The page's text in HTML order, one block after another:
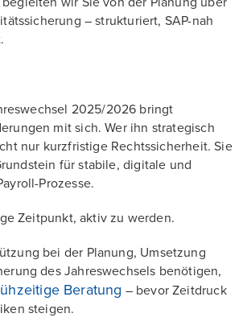
– strukturiert, SAP-nah
2025/2026 bringt
mit sich. Wer ihn strategisch
nur kurzfristige Rechtssicherheit. Sie
für stabile, digitale und
Prozesse.
Zeitpunkt, aktiv zu werden.
bei der Planung, Umsetzung
des Jahreswechsels benötigen,
Beratung – bevor Zeitdruck
steigen.